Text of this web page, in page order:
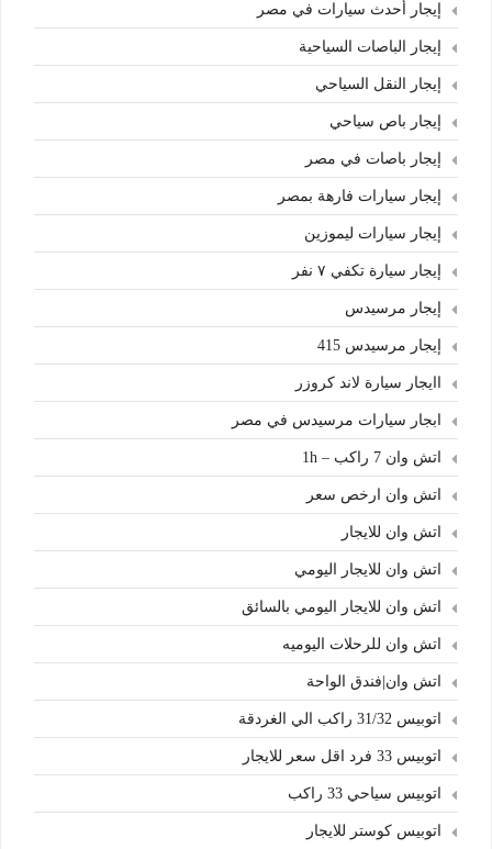
إيجار أحدث سيارات في مصر
إيجار الباصات السياحية
إيجار النقل السياحي
إيجار باص سياحي
إيجار باصات في مصر
إيجار سيارات فارهة بمصر
إيجار سيارات ليموزين
إيجار سيارة تكفي ٧ نفر
إيجار مرسيدس
إيجار مرسيدس 415
اايجار سيارة لاند كروزر
ابجار سيارات مرسيدس في مصر
اتش وان 7 راكب – 1h
اتش وان ارخص سعر
اتش وان للايجار
اتش وان للايجار اليومي
اتش وان للايجار اليومي بالسائق
اتش وان للرحلات اليوميه
اتش وان|فندق الواحة
اتوبيس 31/32 راكب الي الغردقة
اتوبيس 33 فرد اقل سعر للايجار
اتوبيس سياحي 33 راكب
اتوبيس كوستر للايجار